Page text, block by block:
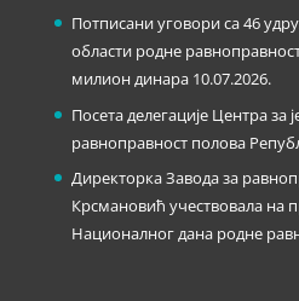
Потписани уговори са 46
области родне
милион динара 10.07.2026.
Посета делегације Центра за
равноправност полова
Директорка Завода за
Крсмановић учествовала на
Националног дана родне